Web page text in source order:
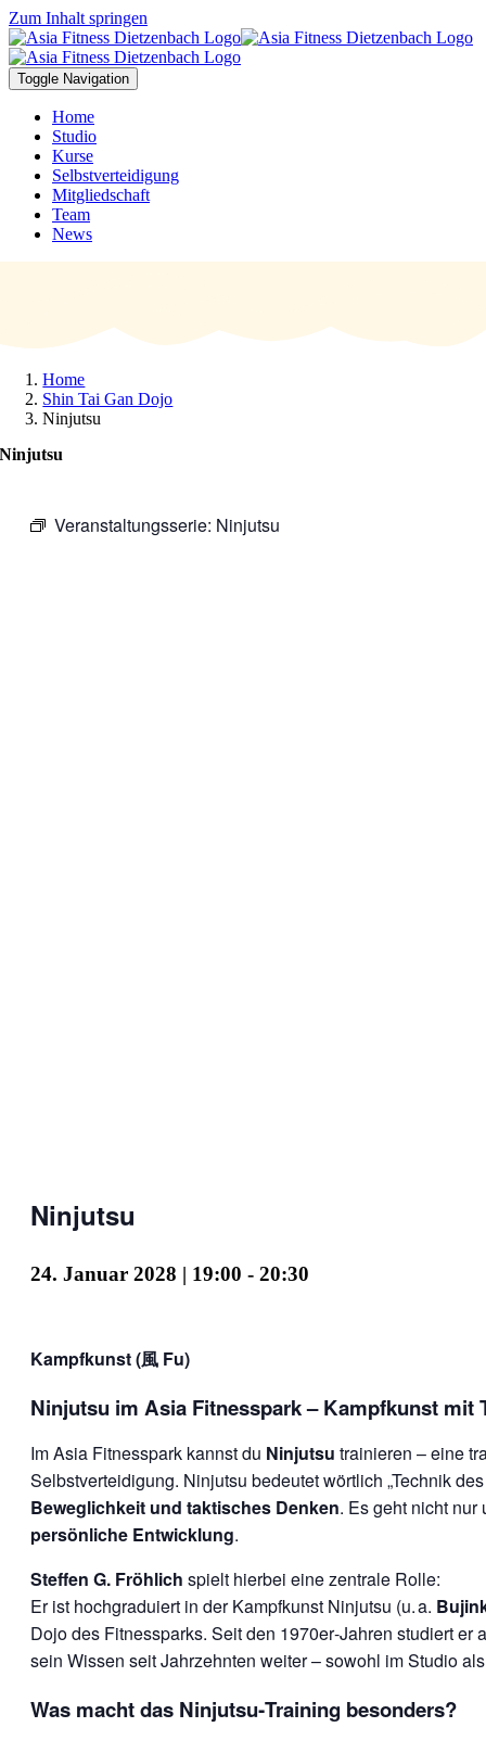
Zum Inhalt springen
Toggle Navigation
Home
Studio
Kurse
Selbstverteidigung
Mitgliedschaft
Team
News
Home
Shin Tai Gan Dojo
Ninjutsu
Ninjutsu
Veranstaltungsserie: Ninjutsu
Ninjutsu
24. Januar 2028 | 19:00 - 20:30
Kampfkunst (風 Fu)
Ninjutsu im Asia Fitnesspark – Kampfkunst mit
ImAsia Fitnesspark kannst du Ninjutsu trainieren – eine
Selbstverteidigung. Ninjutsu bedeutet wörtlich „Technik
Beweglichkeit und taktisches Denken. Es geht nicht
persönliche Entwicklung.
Steffen G. Fröhlich spielt hierbei eine zentrale Rolle:
Er ist hochgraduiert in der Kampfkunst Ninjutsu (u. a.
Dojo des Fitnessparks. Seit den 1970er‑Jahren studiert
sein Wissen seit Jahrzehnten weiter – sowohl im Studio
Was macht das Ninjutsu‑Training besonders?